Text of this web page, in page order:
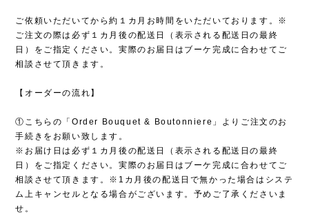
ご依頼いただいてから約１カ月お時間をいただいております。※
ご注文の際は必ず１カ月後の配送日（表示される配送日の最終
日）をご指定ください。実際のお届日はブーケ完成に合わせてご
相談させて頂きます。
【オーダーの流れ】
①こちらの「Order Bouquet & Boutonniere」よりご注文のお
手続きをお願い致します。
※お届け日は必ず１カ月後の配送日（表示される配送日の最終
日）をご指定ください。実際のお届日はブーケ完成に合わせてご
相談させて頂きます。※1カ月後の配送日で無かった場合はシステ
ム上キャンセルとなる場合がございます。予めご了承くださいま
せ。